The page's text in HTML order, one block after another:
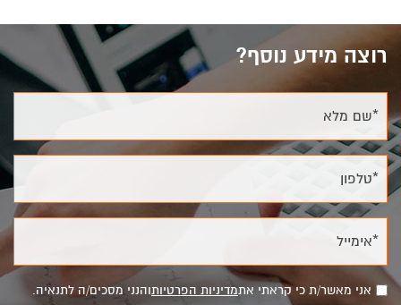
רוצה מידע נוסף?
*שם מלא
*טלפון
*אימייל
אני מאשר/ת כי קראתי אתמדיניות הפרטיותוהנני מסכים/ה לתנאיה.